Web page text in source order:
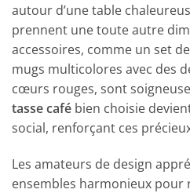
autour d’une table
prennent une toute autre
accessoires, comme un set
mugs multicolores avec des
cœurs rouges, sont
tasse café bien choisie
social, renforçant ces
Les amateurs de design
ensembles harmonieux pour